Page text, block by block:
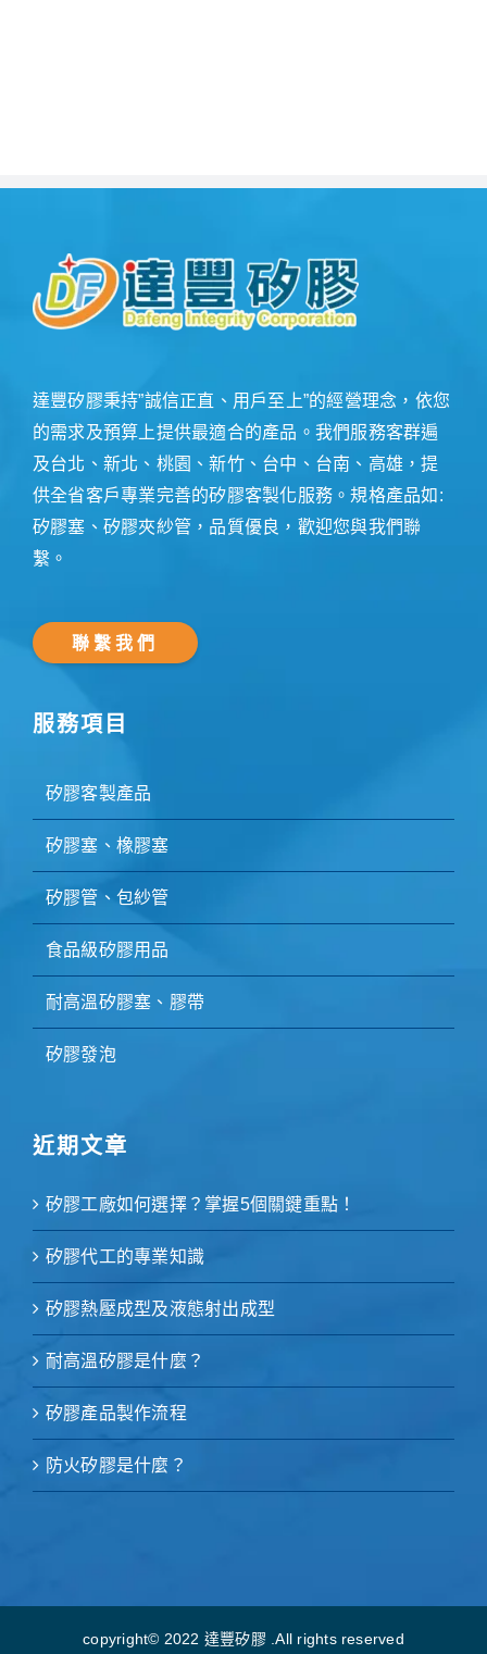
達豐矽膠秉持”誠信正直、用戶至上”的經營理念，依您
的需求及預算上提供最適合的產品。我們服務客群遍
及台北、新北、桃園、新竹、台中、台南、高雄，提
供全省客戶專業完善的矽膠客製化服務。規格產品如:
矽膠塞、矽膠夾紗管，品質優良，歡迎您與我們聯
繫。
聯繫我們
服務項目
矽膠客製產品
矽膠塞、橡膠塞
矽膠管、包紗管
食品級矽膠用品
耐高溫矽膠塞、膠帶
矽膠發泡
近期文章
矽膠工廠如何選擇？掌握5個關鍵重點！
矽膠代工的專業知識
矽膠熱壓成型及液態射出成型
耐高溫矽膠是什麼？
矽膠產品製作流程
防火矽膠是什麼？
copyright© 2022 達豐矽膠 .All rights reserved